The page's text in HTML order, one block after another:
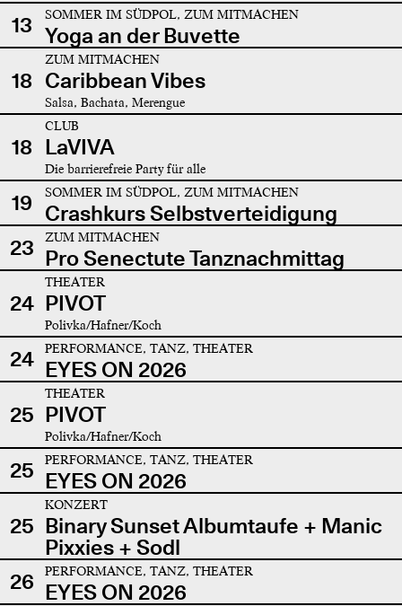
13 SOMMER IM SÜDPOL, ZUM MITMACHEN
Yoga an der Buvette
18
ZUM MITMACHEN
Caribbean Vibes
Salsa, Bachata, Merengue
18
CLUB
LaVIVA
Die barrierefreie Party für alle
19 SOMMER IM SÜDPOL, ZUM MITMACHEN
Crashkurs Selbstverteidigung
23
ZUM MITMACHEN
Pro Senectute Tanznachmittag
24
THEATER
PIVOT
Polivka/Hafner/Koch
24 PERFORMANCE, TANZ, THEATER
EYES ON 2026
25
THEATER
PIVOT
Polivka/Hafner/Koch
25 PERFORMANCE, TANZ, THEATER
EYES ON 2026
25
KONZERT
Binary Sunset Albumtaufe + Manic
Pixxies + Sodl
26
PERFORMANCE, TANZ, THEATER
EYES ON 2026